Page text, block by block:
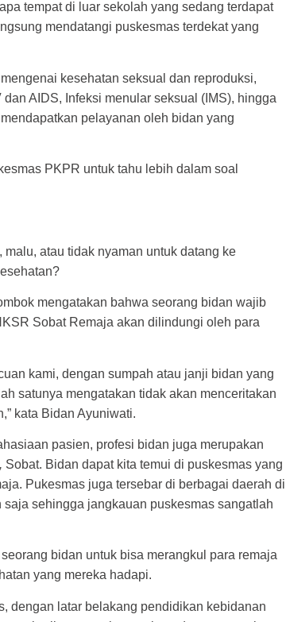
tempat di luar sekolah yang sedang terdapat
mendatangi puskesmas terdekat yang
kesehatan seksual dan reproduksi,
AIDS, Infeksi menular seksual (IMS), hingga
pelayanan oleh bidan yang
PKPR untuk tahu lebih dalam soal
atau tidak nyaman untuk datang ke
mengatakan bahwa seorang bidan wajib
Sobat Remaja akan dilindungi oleh para
kami, dengan sumpah atau janji bidan yang
satunya mengatakan tidak akan menceritakan
kata Bidan Ayuniwati.
pasien, profesi bidan juga merupakan
Sobat. Bidan dapat kita temui di puskesmas yang
Pukesmas juga tersebar di berbagai daerah di
sehingga jangkauan puskesmas sangatlah
bidan untuk bisa merangkul para remaja
yang mereka hadapi.
dengan latar belakang pendidikan kebidanan